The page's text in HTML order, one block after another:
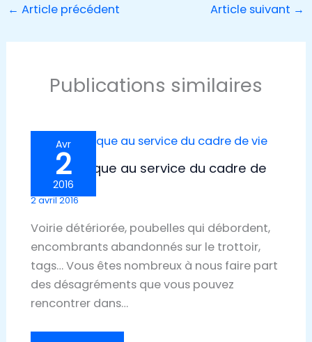
← Article précédent Article suivant →
Publications similaires
Avr
2
2016
Le numérique au service du cadre de
2 avril 2016
Voirie détériorée, poubelles qui débordent,
encombrants abandonnés sur le trottoir,
tags… Vous êtes nombreux à nous faire part
des désagréments que vous pouvez
rencontrer dans…